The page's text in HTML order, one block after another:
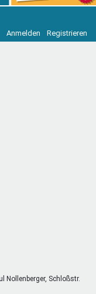
Anmelden Registrieren
Nollenberger, Schloßstr.